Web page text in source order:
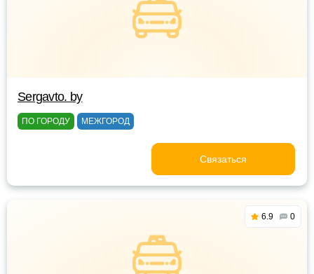
Sergavto. by
ПО ГОРОДУ МЕЖГОРОД
Связаться
6.9 0